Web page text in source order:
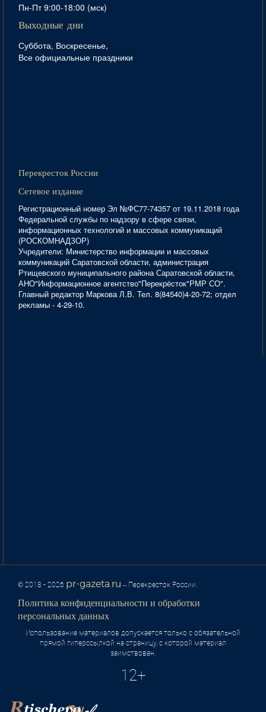
Пн-Пт 9:00-18:00 (мск)
Выходные дни
Суббота, Воскресенье,
Все официальные праздники
Перекресток России
Сетевое издание
Регистрационный номер Эл №ФС77-74357 от 19.11.2018 года
Федеральной службы по надзору в сфере связи,
информационных технологий и массовых коммуникаций
(РОСКОМНАДЗОР)
Учредители: Министерство информации и массовых
коммуникаций Саратовской области, администрация
Ртищевского муниципального района Саратовской области,
АНО"Информационное агентство"Перекрёсток"РМР СО".
Главный редактор Маркова Л.В. Тел. 8(84540)4-20-72; отдел
рекламы - 4-29-10.
© 2018 - 2026 pr-gazeta.ru – Перекресток России.
Политика конфиденциальности и обработки
персональных данных
Использование материалов допускается только с обязательной
прямой гиперссылкой на страницу, с которой материал
заимствован.
12+